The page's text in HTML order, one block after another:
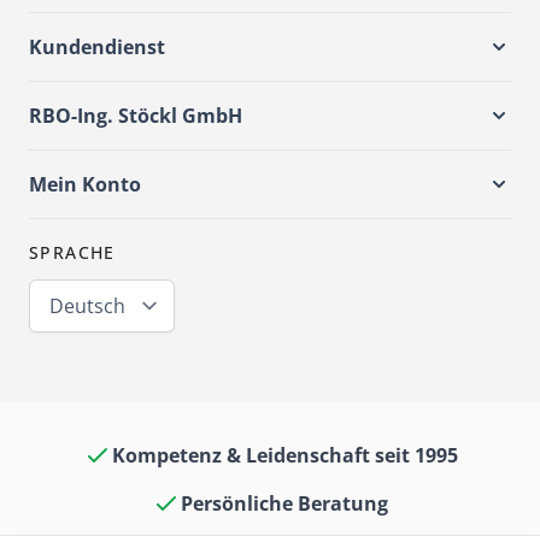
Kundendienst
RBO-Ing. Stöckl GmbH
Mein Konto
SPRACHE
Deutsch
Kompetenz & Leidenschaft seit 1995
Persönliche Beratung